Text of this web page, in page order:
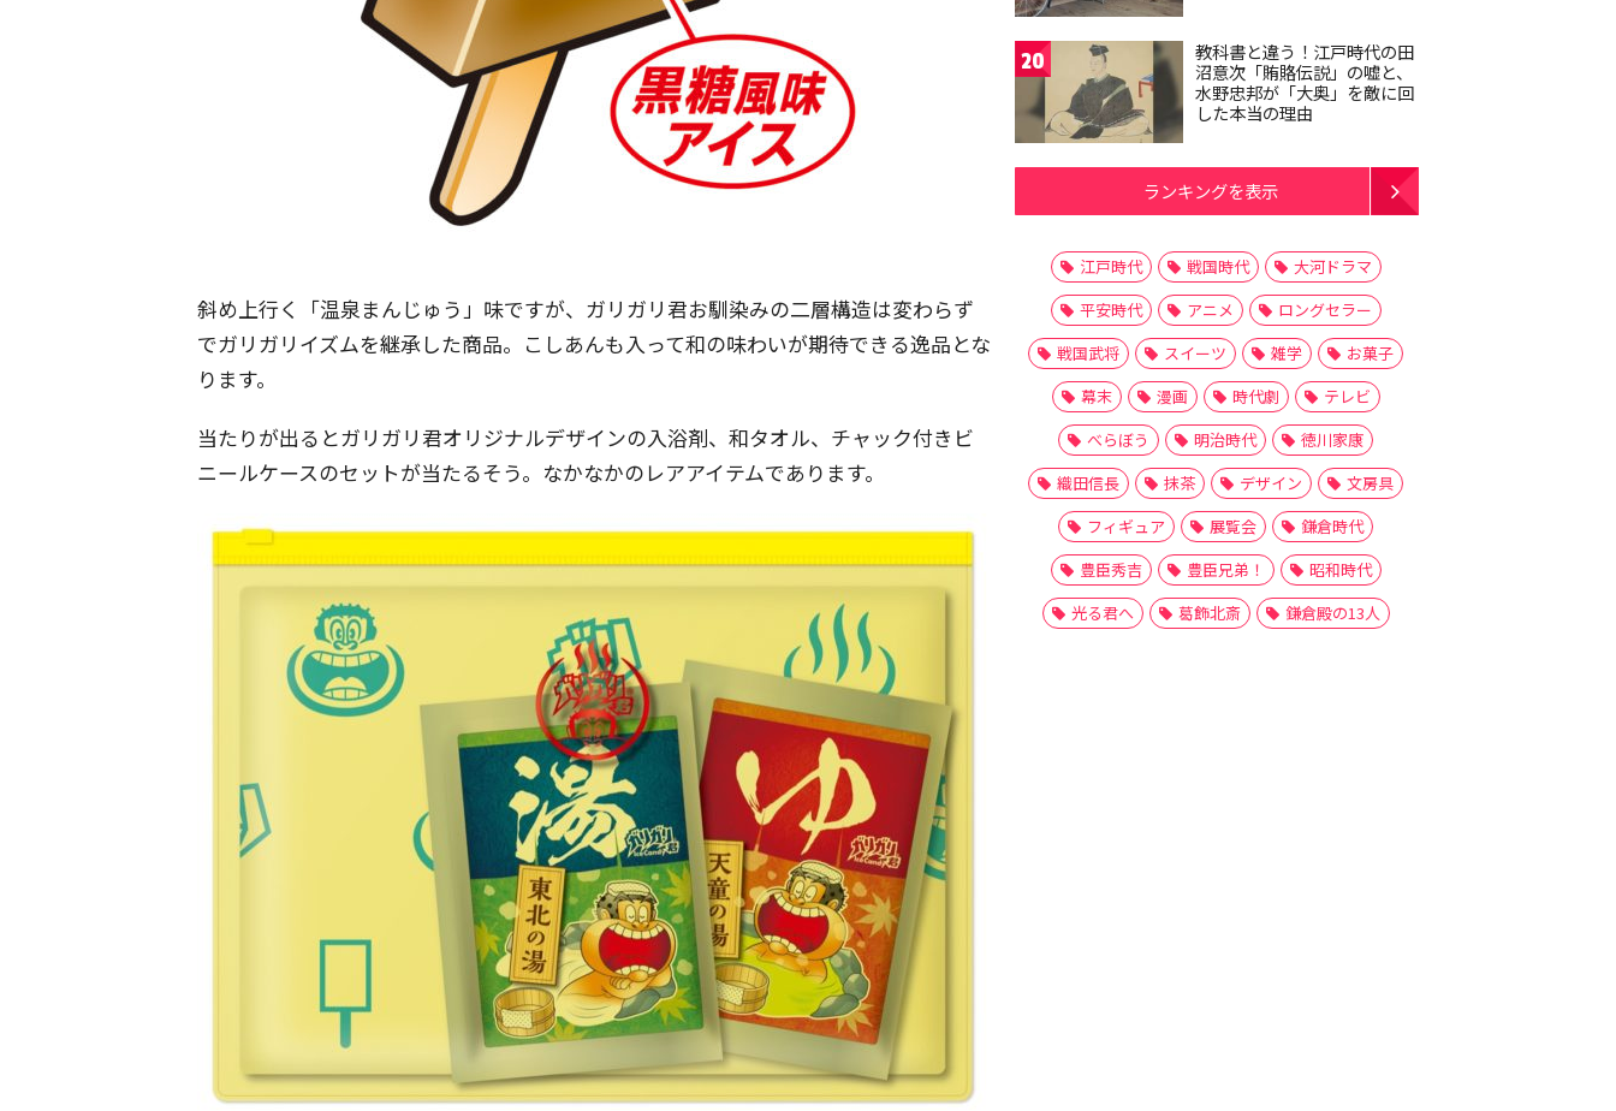
斜め上行く「温泉まんじゅう」味ですが、ガリガリ君お馴染みの二層構造は変わらず
でガリガリイズムを継承した商品。こしあんも入って和の味わいが期待できる逸品とな
ります。
当たりが出るとガリガリ君オリジナルデザインの入浴剤、和タオル、チャック付きビ
ニールケースのセットが当たるそう。なかなかのレアアイテムであります。
20
教科書と違う！江戸時代の田
沼意次「賄賂伝説」の嘘と、
水野忠邦が「大奥」を敵に回
した本当の理由
ランキングを表示
江戸時代 戦国時代
大河ドラマ
平安時代
アニメ
ロングセラー
戦国武将
スイーツ 雑学
お菓子
幕末
漫画 時代劇
テレビ
べらぼう
明治時代
徳川家康
織田信長
抹茶 デザイン
文房具
フィギュア
展覧会
鎌倉時代
豊臣秀吉
豊臣兄弟！
昭和時代
光る君へ
葛飾北斎 鎌倉殿の13人